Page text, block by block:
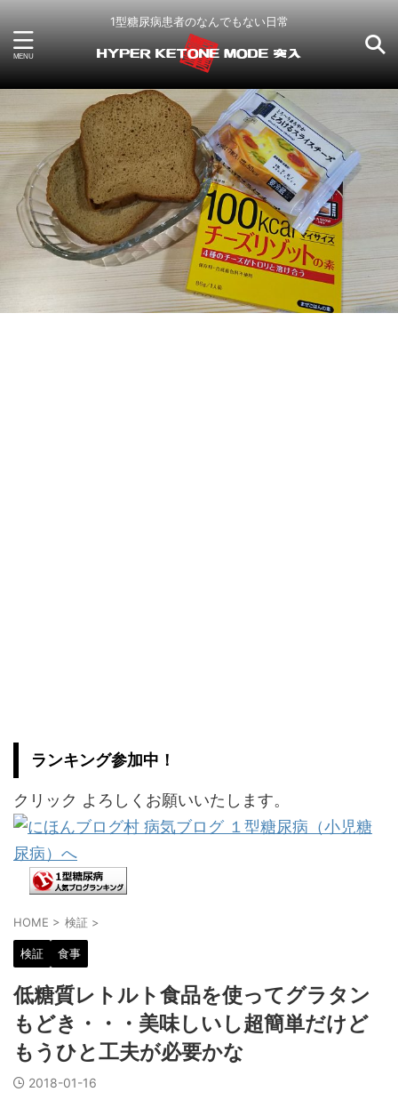
1型糖尿病患者のなんでもない日常
ランキング参加中！
クリック よろしくお願いいたします。
HOME > 検証 >
検証 食事
低糖質レトルト食品を使ってグラタン
もどき・・・美味しいし超簡単だけど
もうひと工夫が必要かな
2018-01-16